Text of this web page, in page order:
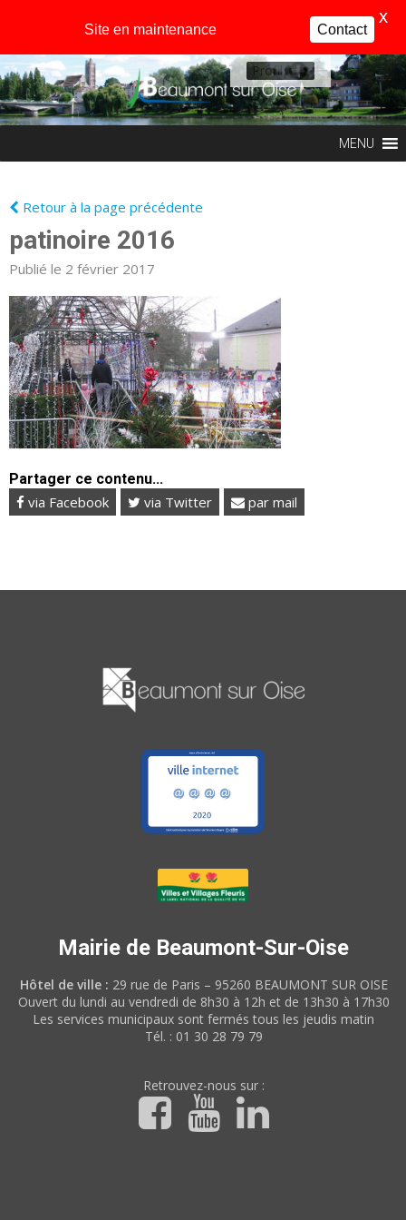
Profil
MENU
Retour à la page précédente
patinoire 2016
Publié le 2 février 2017
Partager ce contenu...
via Facebook via Twitter par mail
Mairie de Beaumont-Sur-Oise
Hôtel de ville : 29 rue de Paris – 95260 BEAUMONT SUR OISE
Ouvert du lundi au vendredi de 8h30 à 12h et de 13h30 à 17h30
Les services municipaux sont fermés tous les jeudis matin
Tél. : 01 30 28 79 79
Retrouvez-nous sur :
Site en maintenance Contact
X